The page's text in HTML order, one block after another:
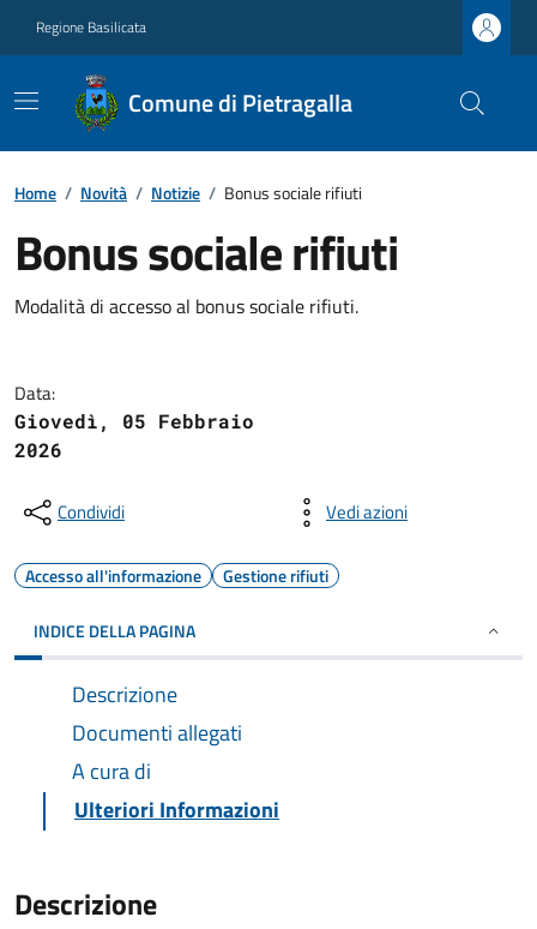
Regione Basilicata
Comune di Pietragalla
Home / Novità / Notizie / Bonus sociale rifiuti
Bonus sociale rifiuti
Modalità di accesso al bonus sociale rifiuti.
Data:
Giovedì, 05 Febbraio
2026
Condividi Vedi azioni
Accesso all'informazione Gestione rifiuti
INDICE DELLA PAGINA
Descrizione
Documenti allegati
A cura di
Ulteriori Informazioni
Descrizione